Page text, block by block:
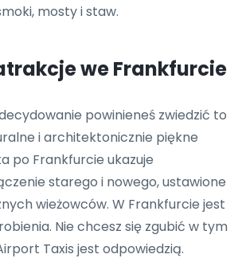
mosty i staw.
we Frankfurcie
powinieneś zwiedzić to
i architektonicznie piękne
po Frankfurcie ukazuje
starego i nowego, ustawione
wieżowców. W Frankfurcie jest
Nie chcesz się zgubić w tym
Taxis jest odpowiedzią.